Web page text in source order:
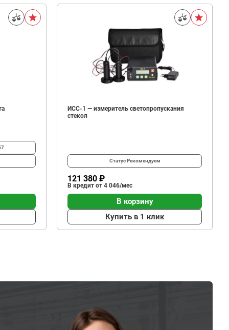
ИСС-1 — измеритель светопропускания
стекол
СтатусРекомендуем
121 380 ₽
В кредит от 4 046/мес
В корзину
Купить в 1 клик